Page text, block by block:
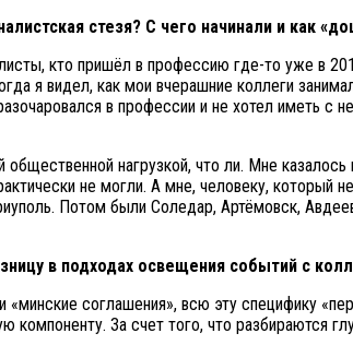
стезя? С чего начинали и как
кто пришёл в профессию где-то уже в
я видел, как мои вчерашние коллеги
в профессии и не хотел иметь с
нагрузкой, что ли. Мне
не могли. А мне, человеку, который
Потом были Соледар, Артёмовск,
в подходах освещения событий с
соглашения», всю эту специфику
За счет того, что разбираются